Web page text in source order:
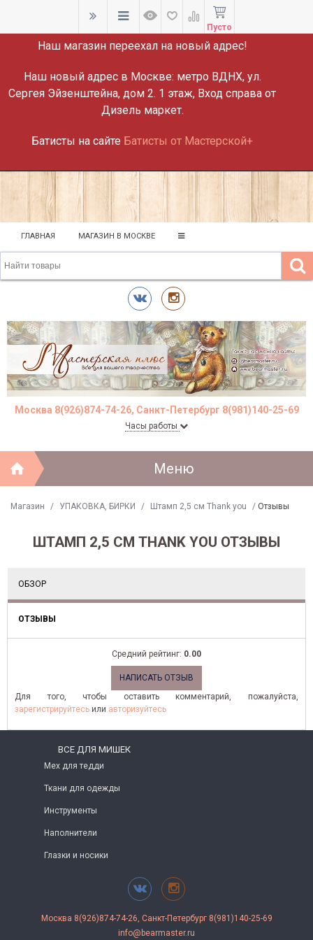
ВНИМАНИЕ!
Наш магазин переехал на новый адрес!
Наш новый адрес в Москве: метро ВДНХ, ул.
Сергея Эйзенштейна, дом 2. 1 этаж, Вход справа от
Дизель маркет.
Батисты на сайте Батисты от Мастерской+
Пусто
ГЛАВНАЯ МАГАЗИН В МОСКВЕ
Москва 8(926)874-74-26, Санкт-Петербург 8(981)140-25-69
Часы работы
Меню
Магазин / УПАКОВКА, БИРКИ / Штамп 2,5 см Thank you / Отзывы
ШТАМП 2,5 СМ THANK YOU ОТЗЫВЫ
ОБЗОР
ОТЗЫВЫ
Средний рейтинг: 0.00
НАПИСАТЬ ОТЗЫВ
Для того, чтобы оставить комментарий, пожалуйста,
зарегистрируйтесь или авторизуйтесь
ВСЕ ДЛЯ МИШЕК
Мех для тедди
Ткани для одежды
Инструменты
Наполнители
Глазки и носики
Москва 8(926)874-74-26, Санкт-Петербург 8(981)140-25-69
info@bearmaster.ru